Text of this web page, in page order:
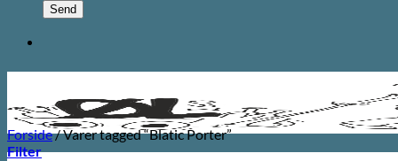
Forside/Varer tagged “Blatic Porter”
Filter